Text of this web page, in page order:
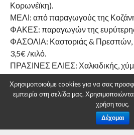
Κορωνέϊκη).
ΜΕΛΙ: από παραγωγούς της
ΦΑΚΕΣ: παραγωγών της
ΦΑΣΟΛΙΑ: Καστοριάς & Πρεσπών,
3,5€ /κιλό.
ΠΡΑΣΙΝΕΣ ΕΛΙΕΣ: Χαλκιδικής,
ΕΛΙΕΣ ΚΑΛΑΜΩΝ: Κτήμα Τσίπρα,
Αιτωλοακαρνανίας. Χύμα 3,5€/
άλμη-ξύδι-έξτρα παρθένο
στραγγισμένο βάρος), Πάστα
Χρησιμοποιούμε cookies για να σας
εμπειρία στη σελίδα μας.
χρήση τους.
Δέχομαι